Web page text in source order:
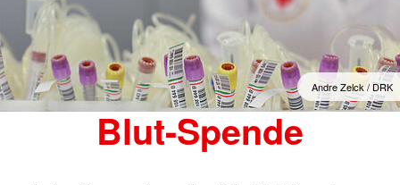
Andre Zelck / DRK
Blut-Spende